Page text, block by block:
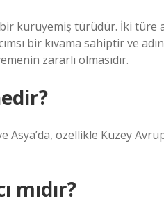
kuruyemiş türüdür. İki türe
bir kıvama sahiptir ve
zararlı olmasıdır.
Asya’da, özellikle Kuzey
mıdır?